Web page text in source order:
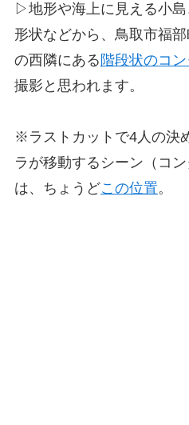
▷地形や海上に見える小
形状などから、鳥取市福
の西隣にある 階段状のコ
撮影と思われます。
※ラストカットで4人の決
ラが移動するシーン（コ
は、ちょうどこの位置。